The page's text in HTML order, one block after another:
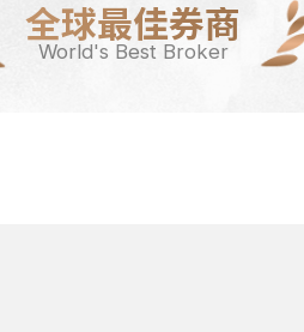
全球最佳券商
World's Best Broker